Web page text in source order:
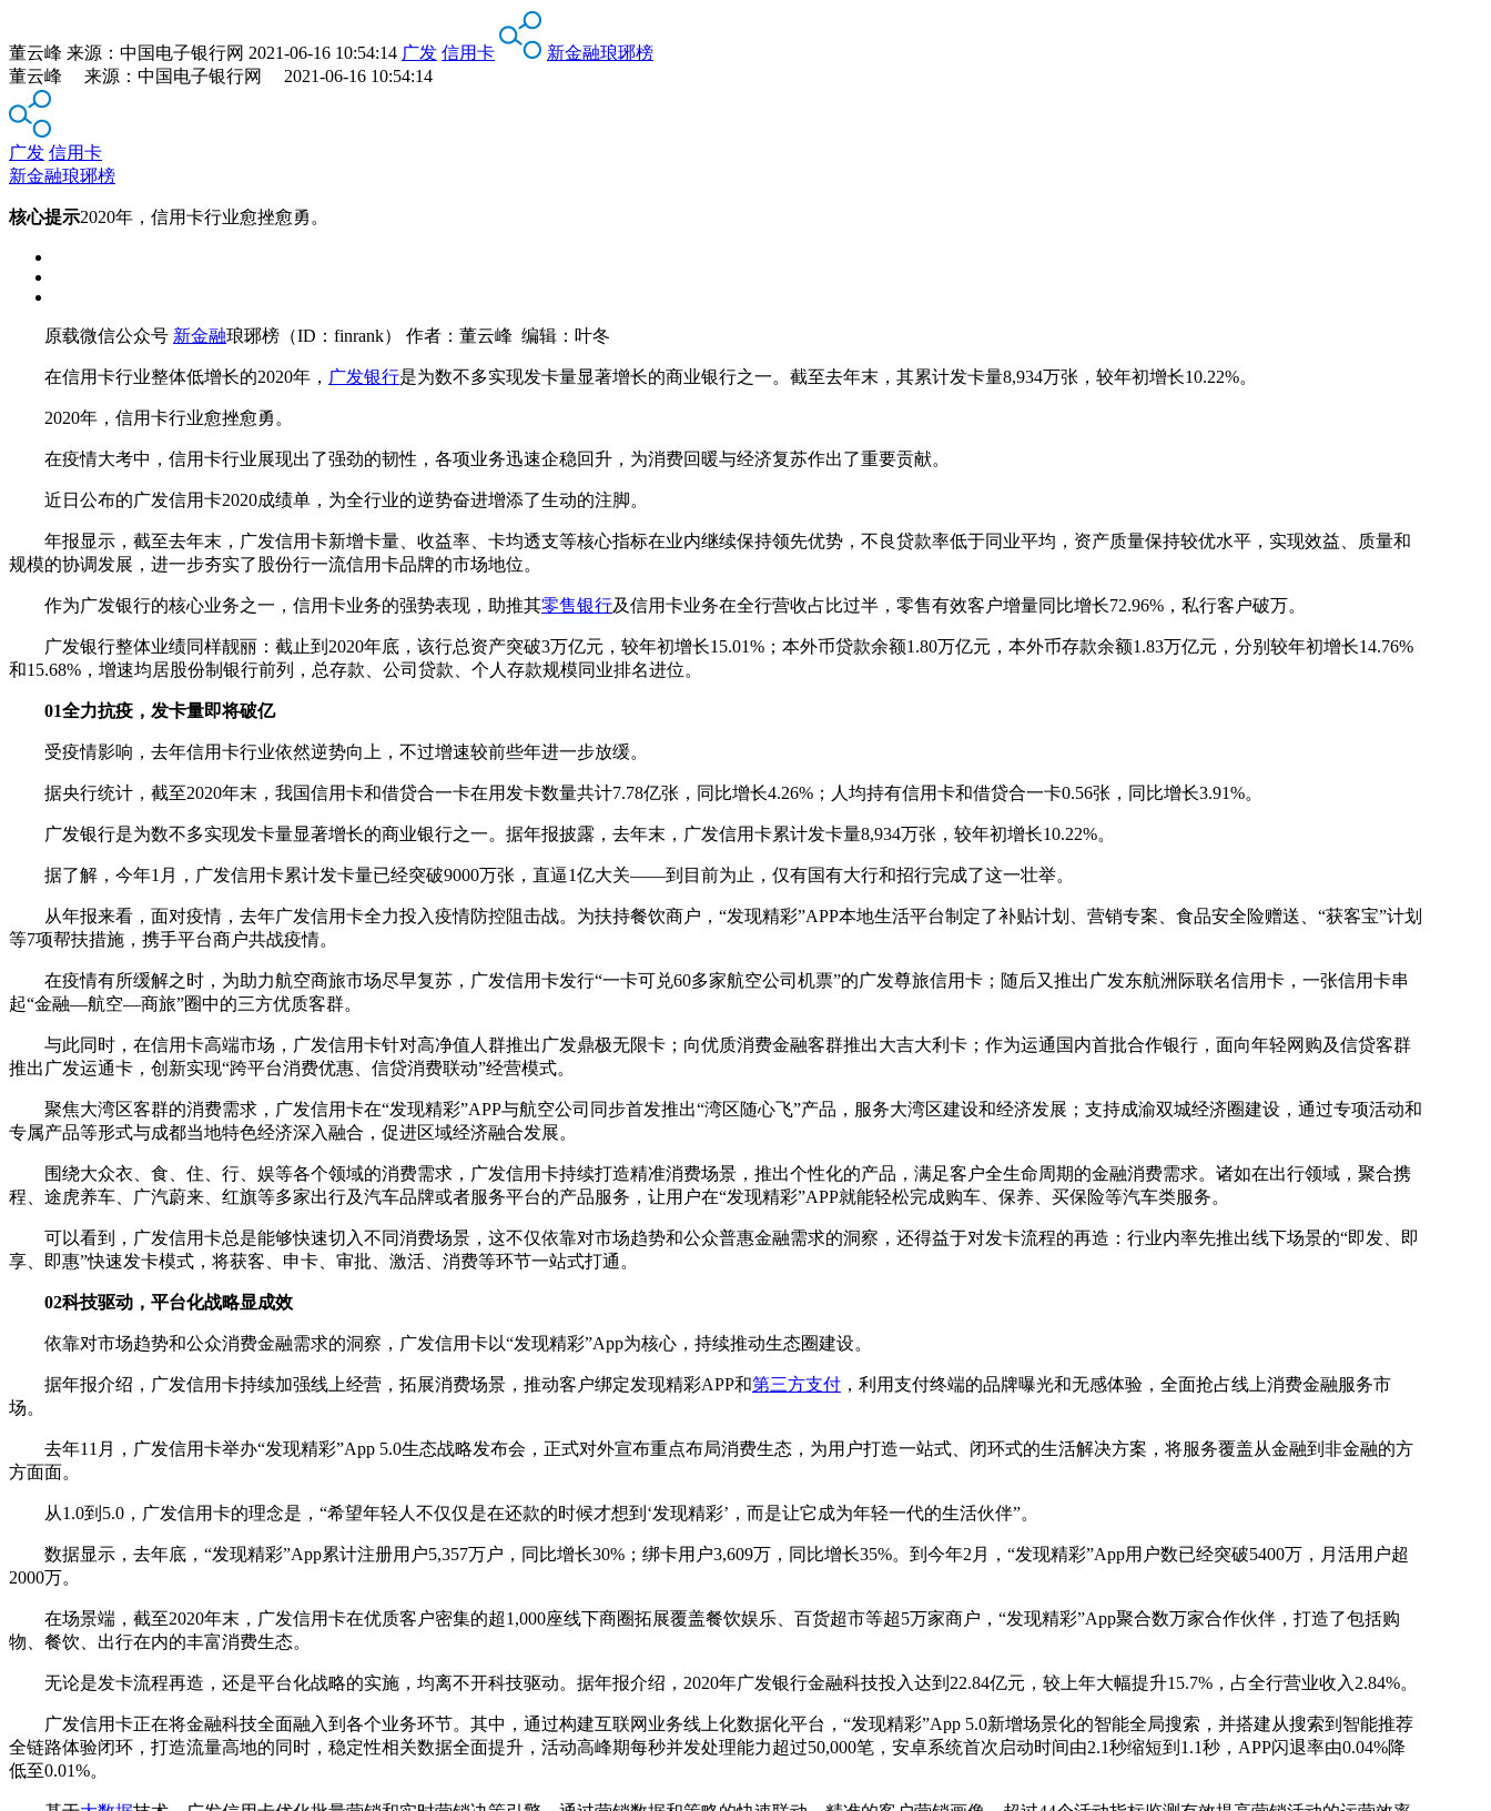
董云峰 来源： 中国电子银行网 2021-06-16 10:54:14 广发 信用卡
新金融琅琊榜
董云峰 来源：中国电子银行网 2021-06-16 10:54:14
广发 信用卡
新金融琅琊榜
核心提示2020年，信用卡行业愈挫愈勇。
原载微信公众号 新金融琅琊榜 （ID：finrank） 作者：董云峰 编辑：叶冬
在信用卡行业整体低增长的2020年， 广发银行是为数不多实现发卡量显著增长的商业银行之一。截至去年末，其累计发卡量8,934万张，较年初增长10.22%。
2020年，信用卡行业愈挫愈勇。
在疫情大考中，信用卡行业展现出了强劲的韧性，各项业务迅速企稳回升，为消费回暖与经济复苏作出了重要贡献。
近日公布的广发信用卡2020成绩单，为全行业的逆势奋进增添了生动的注脚。
年报显示，截至去年末，广发信用卡新增卡量、收益率、卡均透支等核心指标在业内继续保持领先优势，不良贷款率低于同业平均，资产质量保持较优水平，实现效益、质量和
规模的协调发展，进一步夯实了股份行一流信用卡品牌的市场地位。
作为广发银行的核心业务之一，信用卡业务的强势表现，助推其零售银行及信用卡业务在全行营收占比过半，零售有效客户增量同比增长72.96%，私行客户破万。
广发银行整体业绩同样靓丽：截止到2020年底，该行总资产突破3万亿元，较年初增长15.01%；本外币贷款余额1.80万亿元，本外币存款余额1.83万亿元，分别较年初增长14.76%
和15.68%，增速均居股份制银行前列，总存款、公司贷款、个人存款规模同业排名进位。
01全力抗疫，发卡量即将破亿
受疫情影响，去年信用卡行业依然逆势向上，不过增速较前些年进一步放缓。
据央行统计，截至2020年末，我国信用卡和借贷合一卡在用发卡数量共计7.78亿张，同比增长4.26%；人均持有信用卡和借贷合一卡0.56张，同比增长3.91%。
广发银行是为数不多实现发卡量显著增长的商业银行之一。据年报披露，去年末，广发信用卡累计发卡量8,934万张，较年初增长10.22%。
据了解，今年1月，广发信用卡累计发卡量已经突破9000万张，直逼1亿大关——到目前为止，仅有国有大行和招行完成了这一壮举。
从年报来看，面对疫情，去年广发信用卡全力投入疫情防控阻击战。为扶持餐饮商户，“发现精彩”APP本地生活平台制定了补贴计划、营销专案、食品安全险赠送、“获客宝”计划
等7项帮扶措施，携手平台商户共战疫情。
在疫情有所缓解之时，为助力航空商旅市场尽早复苏，广发信用卡发行“一卡可兑60多家航空公司机票”的广发尊旅信用卡；随后又推出广发东航洲际联名信用卡，一张信用卡串
起“金融—航空—商旅”圈中的三方优质客群。
与此同时，在信用卡高端市场，广发信用卡针对高净值人群推出广发鼎极无限卡；向优质消费金融客群推出大吉大利卡；作为运通国内首批合作银行，面向年轻网购及信贷客群
推出广发运通卡，创新实现“跨平台消费优惠、信贷消费联动”经营模式。
聚焦大湾区客群的消费需求，广发信用卡在“发现精彩”APP与航空公司同步首发推出“湾区随心飞”产品，服务大湾区建设和经济发展；支持成渝双城经济圈建设，通过专项活动和
专属产品等形式与成都当地特色经济深入融合，促进区域经济融合发展。
围绕大众衣、食、住、行、娱等各个领域的消费需求，广发信用卡持续打造精准消费场景，推出个性化的产品，满足客户全生命周期的金融消费需求。诸如在出行领域，聚合携
程、途虎养车、广汽蔚来、红旗等多家出行及汽车品牌或者服务平台的产品服务，让用户在“发现精彩”APP就能轻松完成购车、保养、买保险等汽车类服务。
可以看到，广发信用卡总是能够快速切入不同消费场景，这不仅依靠对市场趋势和公众普惠金融需求的洞察，还得益于对发卡流程的再造：行业内率先推出线下场景的“即发、即
享、即惠”快速发卡模式，将获客、申卡、审批、激活、消费等环节一站式打通。
02科技驱动，平台化战略显成效
依靠对市场趋势和公众消费金融需求的洞察，广发信用卡以“发现精彩”App为核心，持续推动生态圈建设。
据年报介绍，广发信用卡持续加强线上经营，拓展消费场景，推动客户绑定发现精彩APP和第三方支付 ，利用支付终端的品牌曝光和无感体验，全面抢占线上消费金融服务市
场。
去年11月，广发信用卡举办“发现精彩”App 5.0生态战略发布会，正式对外宣布重点布局消费生态，为用户打造一站式、闭环式的生活解决方案，将服务覆盖从金融到非金融的方
方面面。
从1.0到5.0，广发信用卡的理念是，“希望年轻人不仅仅是在还款的时候才想到‘发现精彩’，而是让它成为年轻一代的生活伙伴”。
数据显示，去年底，“发现精彩”App累计注册用户5,357万户，同比增长30%；绑卡用户3,609万，同比增长35%。到今年2月，“发现精彩”App用户数已经突破5400万，月活用户超
2000万。
在场景端，截至2020年末，广发信用卡在优质客户密集的超1,000座线下商圈拓展覆盖餐饮娱乐、百货超市等超5万家商户，“发现精彩”App聚合数万家合作伙伴，打造了包括购
物、餐饮、出行在内的丰富消费生态。
无论是发卡流程再造，还是平台化战略的实施，均离不开科技驱动。据年报介绍，2020年广发银行金融科技投入达到22.84亿元，较上年大幅提升15.7%，占全行营业收入2.84%。
广发信用卡正在将金融科技全面融入到各个业务环节。其中，通过构建互联网业务线上化数据化平台，“发现精彩”App 5.0新增场景化的智能全局搜索，并搭建从搜索到智能推荐
全链路体验闭环，打造流量高地的同时，稳定性相关数据全面提升，活动高峰期每秒并发处理能力超过50,000笔，安卓系统首次启动时间由2.1秒缩短到1.1秒，APP闪退率由0.04%降
低至0.01%。